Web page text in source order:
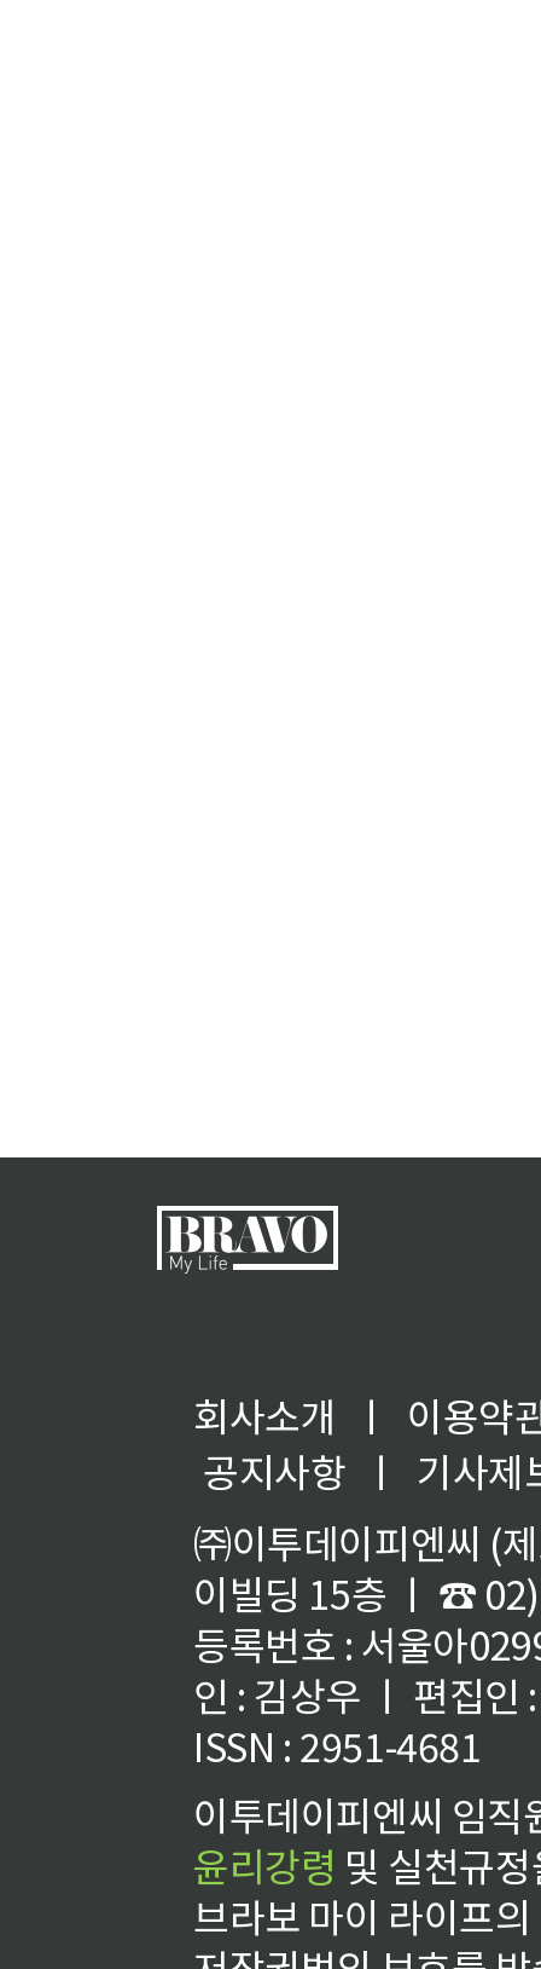
회사소개 ㅣ
이용약
공지사항
ㅣ
기사제
㈜이투데이피엔씨 (
이빌딩 15층 ㅣ ☎
등록번호 : 서울아
인 : 김상우 ㅣ 편집인
ISSN : 2951-4681
이투데이피엔씨 임
윤리강령 및 실천규
브라보 마이 라이프